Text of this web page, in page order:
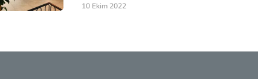
10 Ekim 2022